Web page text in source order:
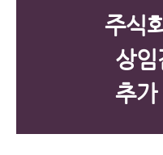
주식
상
추가